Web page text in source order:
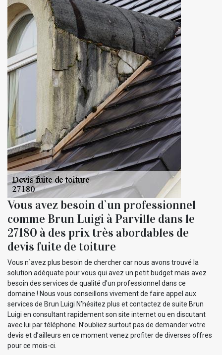
Vous avez besoin d`un professionnel
comme Brun Luigi à Parville dans le
27180 à des prix très abordables de
devis fuite de toiture
Vous n`avez plus besoin de chercher car nous avons trouvé la
solution adéquate pour vous qui avez un petit budget mais avez
besoin des services de qualité d’un professionnel dans ce
domaine ! Nous vous conseillons vivement de faire appel aux
services de Brun Luigi N’hésitez plus et contactez de suite Brun
Luigi en consultant rapidement son site internet ou en discutant
avec lui par téléphone. N’oubliez surtout pas de demander votre
devis et d’ailleurs en ce moment venez profiter de diverses offres
pour ce mois-ci.